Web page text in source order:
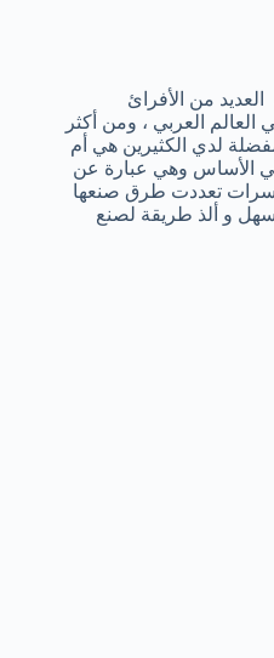
من الأفرائ
العربي ، ومن أكثر
لدي الكثيرين هي أم
الأساس وهي عبارة عن
تعددت طرق صنعها
و ألذ طريقة لصنع